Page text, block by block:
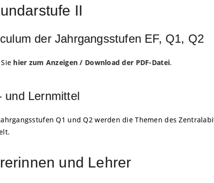
II
der Jahrgangsstufen EF, Q1, Q2
hier zum Anzeigen / Download der PDF-Datei.
und Lernmittel
Q1 und Q2 werden die Themen des
und Lehrer